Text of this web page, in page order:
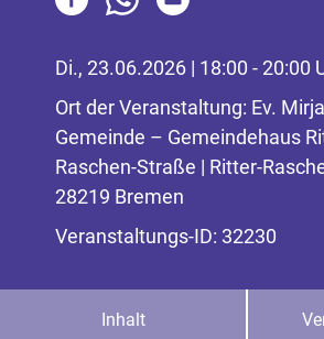
Di., 23.06.2026 | 18:00 - 20:00
Ort der Veranstaltung: Ev.
Gemeinde – Gemeindehaus
Raschen-Straße | Ritter-
28219 Bremen
Veranstaltungs-ID: 32230
Inhalt